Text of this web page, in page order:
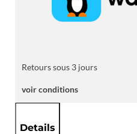
Retours sous 3 jours
voir conditions
Details